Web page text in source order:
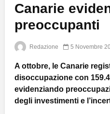
Canarie
preoccupanti
Redazione 5 Novembre
A ottobre, le Canarie
disoccupazione con
evidenziando
degli investimenti e